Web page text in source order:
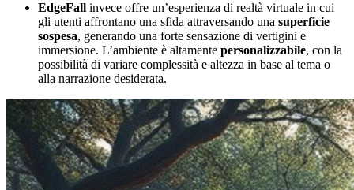
EdgeFall invece offre un’esperienza di realtà virtuale in cui
gli utenti affrontano una sfida attraversando una superficie
sospesa, generando una forte sensazione di vertigini e
immersione. L’ambiente è altamente personalizzabile, con la
possibilità di variare complessità e altezza in base al tema o
alla narrazione desiderata.